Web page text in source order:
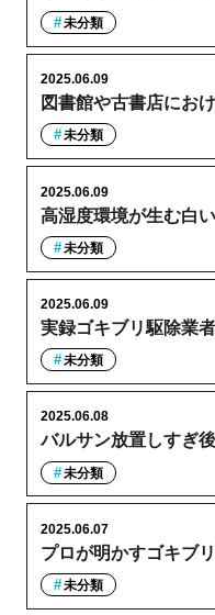
未分類
図書館や古書店にお
2025.06.09
未分類
高湿度環境が生む白
2025.06.09
未分類
実録ゴキブリ駆除業
2025.06.09
未分類
バルサン放置しすぎ
2025.06.08
未分類
プロが明かすゴキブ
2025.06.07
未分類